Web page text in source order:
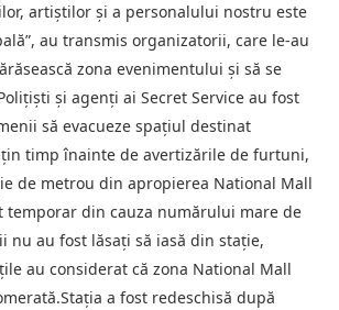
artiștilor și a personalului nostru este
au transmis organizatorii, care le-au
zona evenimentului și să se
și agenți ai Secret Service au fost
să evacueze spațiul destinat
timp înainte de avertizările de furtuni,
de metrou din apropierea National Mall
temporar din cauza numărului mare de
nu au fost lăsați să iasă din stație,
au considerat că zona National Mall
a fost redeschisă după